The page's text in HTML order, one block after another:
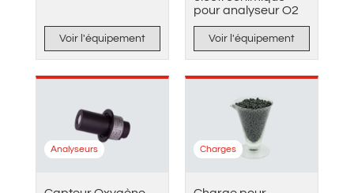
Voir l'équipement
pour analyseur O2
Voir l'équipement
Analyseurs Charges